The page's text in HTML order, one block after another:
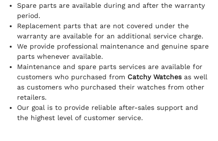
Spare parts are available during and after the warranty
period.
Replacement parts that are not covered under the
warranty are available for an additional service charge.
We provide professional maintenance and genuine spare
parts whenever available.
Maintenance and spare parts services are available for
customers who purchased from Catchy Watchesas well
as customers who purchased their watches from other
retailers.
Our goal is to provide reliable after-sales support and
the highest level of customer service.